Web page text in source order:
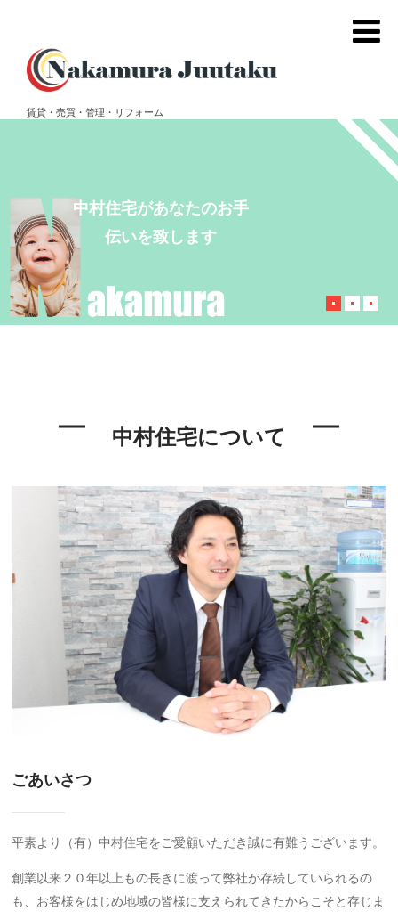
賃貸・売買・管理・リフォーム
崎駅・浮之城周辺の賃貸
物件は中村住宅にお任せ
中村住宅について
ごあいさつ
平素より（有）中村住宅をご愛顧いただき誠に有難うございます。
創業以来２０年以上もの長きに渡って弊社が存続していられるの
も、お客様をはじめ地域の皆様に支えられてきたからこそと存じま